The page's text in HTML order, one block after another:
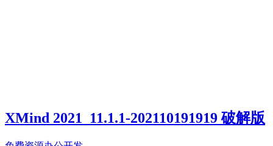
XMind 2021_11.1.1-202110191919 破解版